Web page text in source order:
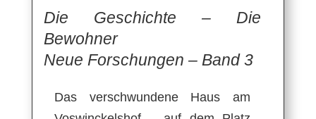
Die Geschichte – Die
Bewohner
Neue Forschungen – Band 3
Das verschwundene Haus am